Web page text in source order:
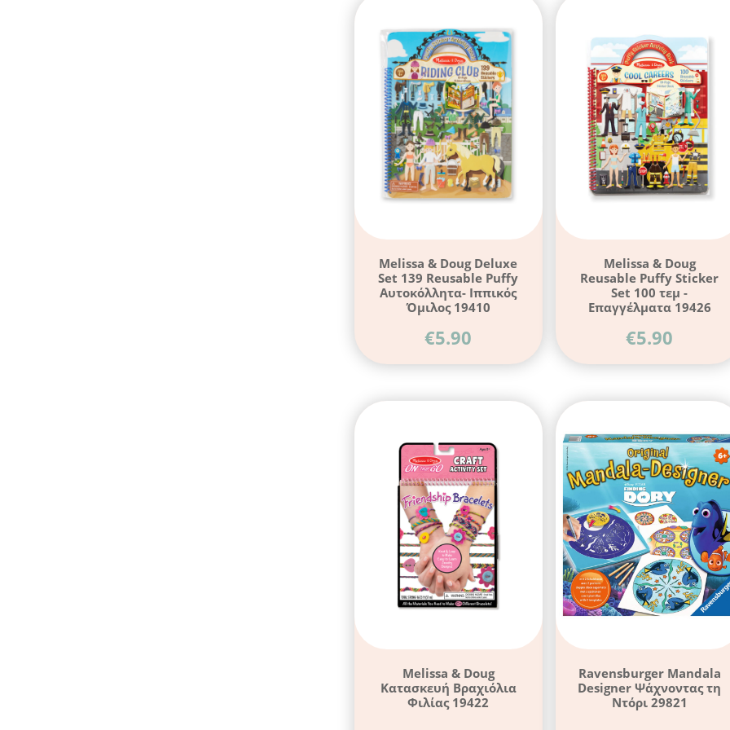
Melissa & Doug Deluxe
Set 139 Reusable Puffy
Αυτοκόλλητα- Ιππικός
Όμιλος 19410
€5.90
Melissa & Doug
Reusable Puffy Sticker
Set 100 τεμ -
Επαγγέλματα 19426
€5.90
Melissa & Doug
Κατασκευή Βραχιόλια
Φιλίας 19422
Ravensburger Mandala
Designer Ψάχνοντας τη
Ντόρι 29821